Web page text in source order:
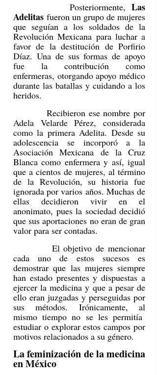
Posteriormente, Las
Adelitas fueron un grupo de mujeres
que seguían a los soldados de la
Revolución Mexicana para luchar a
favor de la destitución de Porfirio
Díaz. Una de sus formas de apoyo
fue la contribución como
enfermeras, otorgando apoyo médico
durante las batallas y cuidando a los
heridos.
Recibieron ese nombre por
Adela Velarde Pérez, considerada
como la primera Adelita. Desde su
adolescencia se incorporó a la
Asociación Mexicana de la Cruz
Blanca como enfermera y así, igual
que a cientos de mujeres, al término
de la Revolución, su historia fue
ignorada por varios años. Muchas de
ellas decidieron vivir en el
anonimato, pues la sociedad decidió
que sus aportaciones no eran de gran
valor para ser contadas.
El objetivo de mencionar
cada uno de estos sucesos es
demostrar que las mujeres siempre
han estado presentes y dispuestas a
ejercer la medicina y que a pesar de
ello eran juzgadas y perseguidas por
sus métodos. Irónicamente, al
mismo tiempo no se les permitía
estudiar o explorar estos campos por
motivos relacionados a su género.
La feminización de la medicina
en México